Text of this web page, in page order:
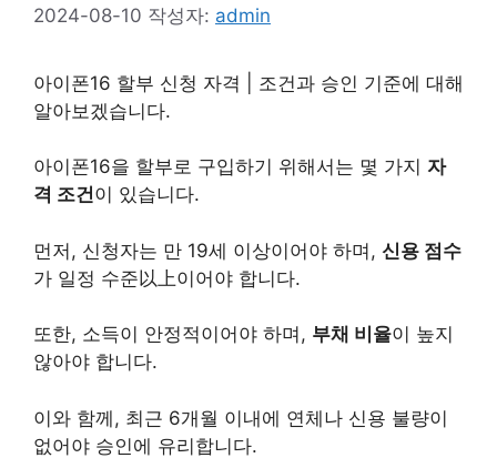
2024-08-10 작성자: admin
아이폰16 할부 신청 자격 | 조건과 승인 기준에 대해
알아보겠습니다.
아이폰16을 할부로 구입하기 위해서는 몇 가지 자
격 조건이 있습니다.
먼저, 신청자는 만 19세 이상이어야 하며, 신용 점수
가 일정 수준以上이어야 합니다.
또한, 소득이 안정적이어야 하며, 부채 비율이 높지
않아야 합니다.
이와 함께, 최근 6개월 이내에 연체나 신용 불량이
없어야 승인에 유리합니다.